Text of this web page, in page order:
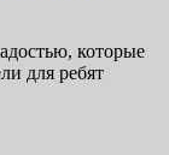
которые
для ребят